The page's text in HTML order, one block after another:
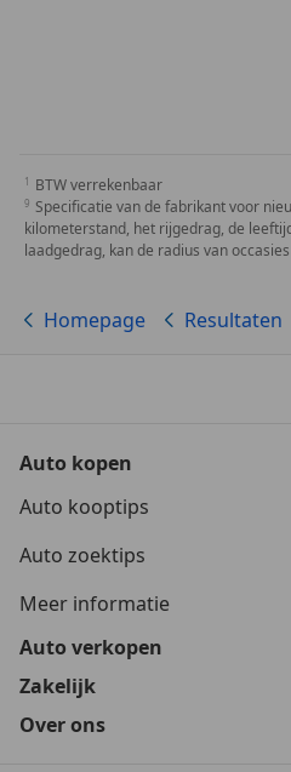
BTW verrekenbaar
Specificatie van de fabrikant voor
kilometerstand, het rijgedrag, de
laadgedrag, kan de radius van
Homepage Resultaten
Auto kopen
Auto kooptips
Auto zoektips
Meer informatie
Auto verkopen
Zakelijk
Over ons